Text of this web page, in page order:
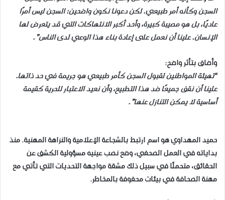
السجن وكأنه أمر طبيعي. لكن دعونا نكون واضحين: السجن ليس أمرًا
عاديًا، بل هو مصيبة كبيرة، وأحد أكبر الانتهاكات التي قد يتعرض لها
الإنسان. علينا أن نعمل على إعادة بناء هذا الوعي لدى الناس.”
وأضاف بتأثر واضح:
“تهيئة المواطنين لقبول السجن كأمر طبيعي هو جريمة في حد ذاتها.
علينا أن نقف جميعًا ضد هذا التطبيع، وأن نعيد الاعتبار للحرية كقيمة
أساسية لا يمكن التنازل عنها.”
حميد المهداوي هو اسم ارتبط بالشجاعة الإعلامية والنزاهة المهنية. منذ
بداياته في العمل الصحفي، وضع نصب عينيه مسؤولية الكشف عن
الحقائق، متحملًا في سبيل ذلك مشقة مواجهة التحديات التي تأتي مع
مهنة الصحافة في بيئات محفوفة بالمخاطر.